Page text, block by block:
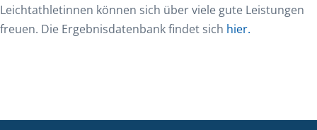
Leichtathletinnen können sich über viele gute Leistungen
freuen. Die Ergebnisdatenbank findet sich hier.